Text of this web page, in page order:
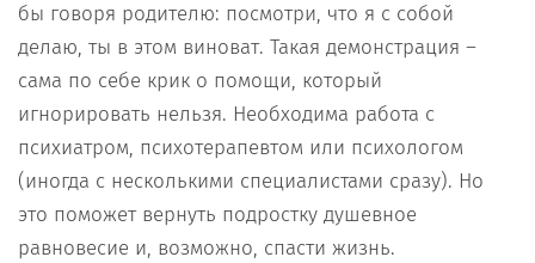
бы говоря родителю: посмотри, что я с собой
делаю, ты в этом виноват. Такая демонстрация –
сама по себе крик о помощи, который
игнорировать нельзя. Необходима работа с
психиатром, психотерапевтом или психологом
(иногда с несколькими специалистами сразу). Но
это поможет вернуть подростку душевное
равновесие и, возможно, спасти жизнь.